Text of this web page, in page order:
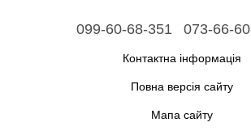
099-60-68-351 073-66-
Контактна інформація
Повна версія сайту
Мапа сайту